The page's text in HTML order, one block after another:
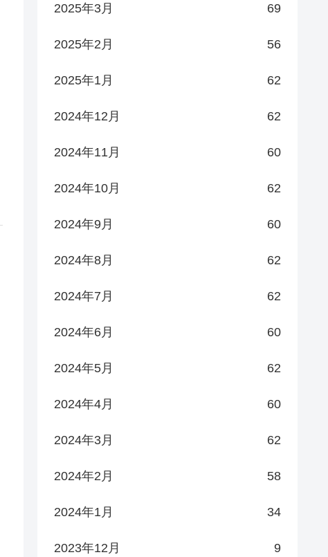
2025年3月 69
2025年2月 56
2025年1月 62
2024年12月 62
2024年11月 60
2024年10月 62
2024年9月 60
2024年8月 62
2024年7月 62
2024年6月 60
2024年5月 62
2024年4月 60
2024年3月 62
2024年2月 58
2024年1月 34
2023年12月 9